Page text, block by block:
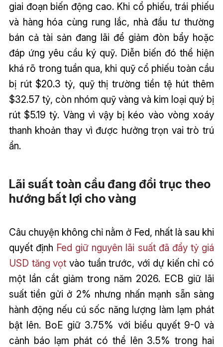
giai đoạn biến động cao. Khi cổ phiếu, trái phiếu
và hàng hóa cùng rung lắc, nhà đầu tư thường
bán cả tài sản đang lãi để giảm đòn bẩy hoặc
đáp ứng yêu cầu ký quỹ. Diễn biến đó thể hiện
khá rõ trong tuần qua, khi quỹ cổ phiếu toàn cầu
bị rút $20.3 tỷ, quỹ thị trường tiền tệ hút thêm
$32.57 tỷ, còn nhóm quỹ vàng và kim loại quý bị
rút $5.19 tỷ. Vàng vì vậy bị kéo vào vòng xoáy
thanh khoản thay vì được hưởng trọn vai trò trú
ẩn.
Lãi suất toàn cầu đang đổi trục theo
hướng bất lợi cho vàng
Câu chuyện không chỉ nằm ở Fed, nhất là sau khi
quyết định Fed giữ nguyên lãi suất đã đẩy tỷ giá
USD tăng vọt vào tuần trước, với dự kiến chỉ có
một lần cắt giảm trong năm 2026. ECB giữ lãi
suất tiền gửi ở 2% nhưng nhấn mạnh sẵn sàng
hành động nếu cú sốc năng lượng làm lạm phát
bật lên. BoE giữ 3.75% với biểu quyết 9-0 và
cảnh báo lạm phát có thể lên 3.5% trong hai